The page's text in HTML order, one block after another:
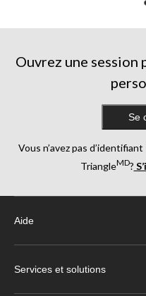
Ouvrez une
Se
Vous n’avez pas
TriangleMD?
Aide
Services et solutions